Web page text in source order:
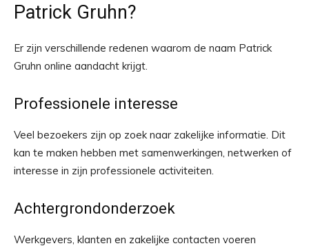
Patrick Gruhn?
Er zijn verschillende redenen waarom de naam Patrick
Gruhn online aandacht krijgt.
Professionele interesse
Veel bezoekers zijn op zoek naar zakelijke informatie. Dit
kan te maken hebben met samenwerkingen, netwerken of
interesse in zijn professionele activiteiten.
Achtergrondonderzoek
Werkgevers, klanten en zakelijke contacten voeren